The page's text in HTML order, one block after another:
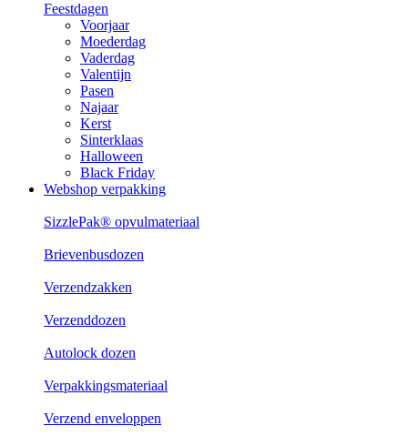
Feestdagen
Voorjaar
Moederdag
Vaderdag
Valentijn
Pasen
Najaar
Kerst
Sinterklaas
Halloween
Black Friday
Webshop verpakking
SizzlePak® opvulmateriaal
Brievenbusdozen
Verzendzakken
Verzenddozen
Autolock dozen
Verpakkingsmateriaal
Verzend enveloppen